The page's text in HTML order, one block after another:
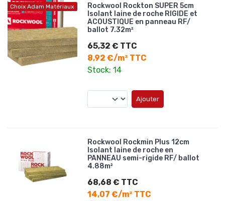
Choix Adam Matériaux
Rockwool Rockton SUPER 5cm
Isolant laine de roche RIGIDE et
ACOUSTIQUE en panneau RF/
ballot 7.32m²
65,32 € TTC
8,92 €/m² TTC
Stock: 14
Ajouter
Rockwool Rockmin Plus 12cm
Isolant laine de roche en
PANNEAU semi-rigide RF/ ballot
4.88m²
68,68 € TTC
14,07 €/m² TTC